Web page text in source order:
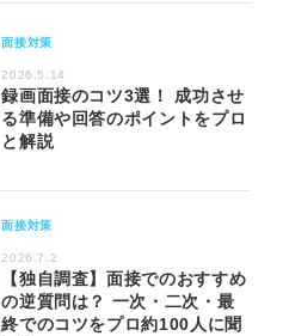
面接対策
2026.5.14
録画面接のコツ3選！ 成功させ
る準備や回答のポイントをプロ
と解説
面接対策
2026.7.2
【独自調査】面接でのおすすめ
の逆質問は？ 一次・二次・最
終でのコツをプロ約100人に聞